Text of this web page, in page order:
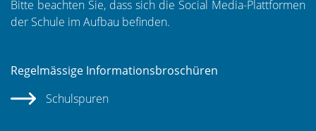
Bitte beachten Sie, dass sich die Social Media-Plattformen
der Schule im Aufbau befinden.
Regelmässige Informationsbroschüren
Schulspuren